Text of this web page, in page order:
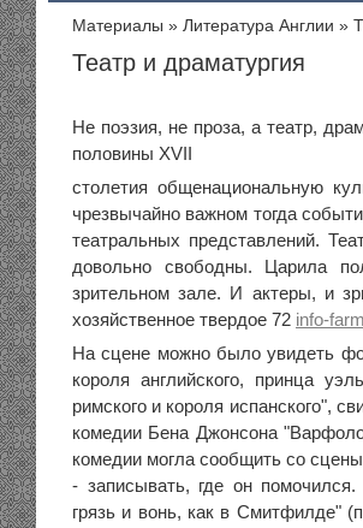
Материалы » Литература Англии »
Театр и драматургия
Не поэзия, не проза, а театр,
половины XVII
столетия общенациональную
чрезвычайно важном тогда
театральных представлений.
довольно свободны. Царила
зрительном зале. И актеры, и
хозяйственное твердое 72 info-
На сцене можно было увидеть
короля английского, принца
римского и короля испанского",
комедии Бена Джонсона
комедии могла сообщить со
- записывать, где он
грязь и вонь, как в Смитфилде"